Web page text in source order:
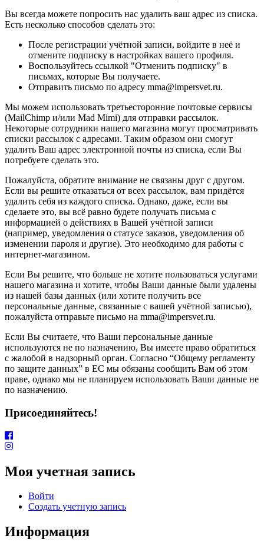
Вы всегда можете попросить нас удалить ваш адрес из списка.
Есть несколько способов сделать это:
После регистрации учётной записи, войдите в неё и
отмените подписку в настройках вашего профиля.
Воспользуйтесь ссылкой "Отменить подписку" в
письмах, которые Вы получаете.
Отправить письмо по адресу mma@impersvet.ru.
Мы можем использовать третьесторонние почтовые сервисы
(MailChimp и/или Mad Mimi) для отправки рассылок.
Некоторые сотрудники нашего магазина могут просматривать
списки рассылок с адресами. Таким образом они смогут
удалить Ваш адрес электронной почты из списка, если Вы
потребуете сделать это.
Пожалуйста, обратите внимание не связаны друг с другом.
Если вы решите отказаться от всех рассылок, вам придётся
удалить себя из каждого списка. Однако, даже, если вы
сделаете это, вы всё равно будете получать письма с
информацией о действиях в Вашей учётной записи
(например, уведомления о статусе заказов, уведомления об
изменении пароля и другие). Это необходимо для работы с
интернет-магазином.
Если Вы решите, что больше не хотите пользоваться услугами
нашего магазина и хотите, чтобы Ваши данные были удалены
из нашей базы данных (или хотите получить все
персональные данные, связанные с вашей учётной записью),
пожалуйста отправьте письмо на mma@impersvet.ru.
Если Вы считаете, что Ваши персональные данные
используются не по назначению, Вы имеете право обратиться
с жалобой в надзорный орган. Согласно “Общему регламенту
по защите данных” в ЕС мы обязаны сообщить Вам об этом
праве, однако мы не планируем использовать Ваши данные не
по назначению.
Присоединяйтесь!
Моя учетная запись
Войти
Создать учетную запись
Информация